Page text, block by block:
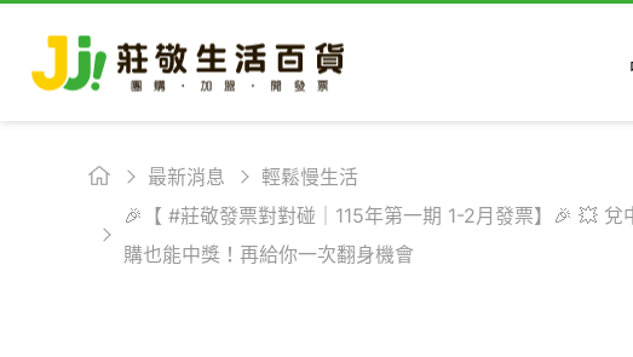
最新消息
輕鬆慢生活
🎉【 #莊敬發票對對碰｜115年第一期 1-2月發票】🎉 💥
購也能中獎！再給你一次翻身機會